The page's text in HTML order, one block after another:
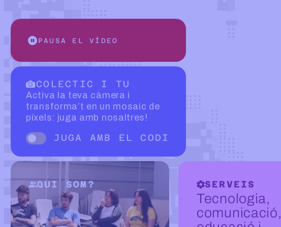
PAUSA EL VÍDEO
COLECTIC I TU
Activa la teva càmera i
transforma’t en un mosaic de
píxels: juga amb nosaltres!
JUGA AMB EL CODI
Disparador de esvair-se
QUI SOM? SERVEIS
Tecnologia,
comunicació,